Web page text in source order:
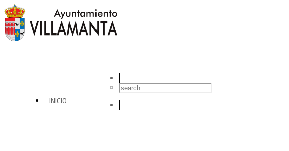
INICIO